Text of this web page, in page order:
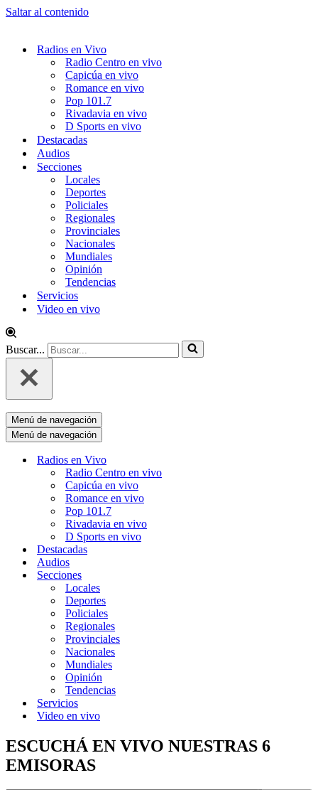
Saltar al contenido
Radios en Vivo
Radio Centro en vivo
Capicúa en vivo
Romance en vivo
Pop 101.7
Rivadavia en vivo
D Sports en vivo
Destacadas
Audios
Secciones
Locales
Deportes
Policiales
Regionales
Provinciales
Nacionales
Mundiales
Opinión
Tendencias
Servicios
Video en vivo
Buscar...
Menú de navegación
Menú de navegación
Radios en Vivo
Radio Centro en vivo
Capicúa en vivo
Romance en vivo
Pop 101.7
Rivadavia en vivo
D Sports en vivo
Destacadas
Audios
Secciones
Locales
Deportes
Policiales
Regionales
Provinciales
Nacionales
Mundiales
Opinión
Tendencias
Servicios
Video en vivo
ESCUCHÁ EN VIVO NUESTRAS 6
EMISORAS